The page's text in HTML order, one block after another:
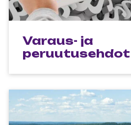
Varaus- ja
peruutusehdot